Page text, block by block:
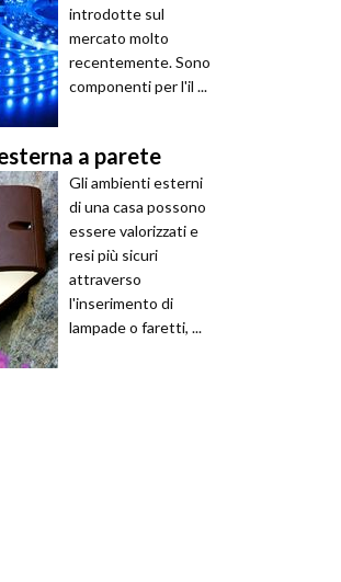
introdotte sul
mercato molto
recentemente. Sono
componenti per l'il ...
a parete
Gli ambienti esterni
di una casa possono
essere valorizzati e
resi più sicuri
attraverso
l'inserimento di
lampade o faretti, ...